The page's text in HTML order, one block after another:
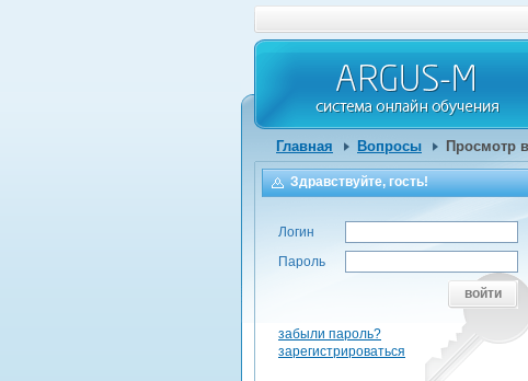
Главная Вопросы Просмотр
Здравствуйте, гость!
Логин
Пароль
войти
забыли пароль?
зарегистрироваться